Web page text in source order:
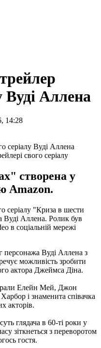
Вуді Аллена
14:28
свого серіалу
створена у
Amazon.
серіалу "Криза в шести
Вуді Аллена. Ролик був
в соціальній мережі
персонажа Вуді Аллена з
можливість зробити
актора Джеймса Діна.
Елейн Мей, Джон
і знаменита співачка
акторів.
глядача в 60-ті роки у
зіткнеться з переворотом
гостя.